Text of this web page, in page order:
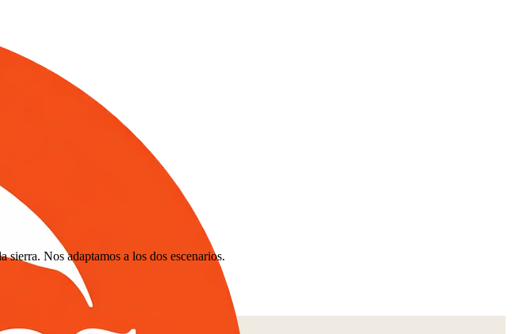
Nos adaptamos a los dos escenarios.